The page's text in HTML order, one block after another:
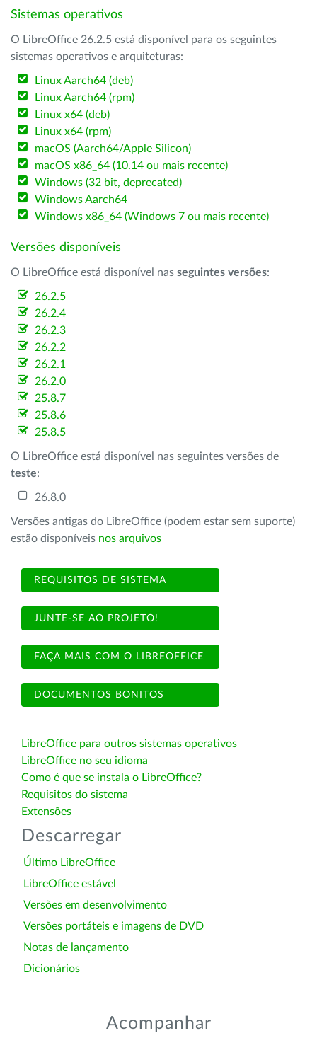
Sistemas operativos
O LibreOffice 26.2.5 está disponível para os seguintes
sistemas operativos e arquiteturas:
Linux Aarch64 (deb)
Linux Aarch64 (rpm)
Linux x64 (deb)
Linux x64 (rpm)
macOS (Aarch64/Apple Silicon)
macOS x86_64 (10.14 ou mais recente)
Windows (32 bit, deprecated)
Windows Aarch64
Windows x86_64 (Windows 7 ou mais recente)
Versões disponíveis
O LibreOffice está disponível nas seguintes versões:
26.2.5
26.2.4
26.2.3
26.2.2
26.2.1
26.2.0
25.8.7
25.8.6
25.8.5
O LibreOffice está disponível nas seguintes versões de
teste:
26.8.0
Versões antigas do LibreOffice (podem estar sem suporte)
estão disponíveis nos arquivos
REQUISITOS DE SISTEMA
JUNTE-SE AO PROJETO!
FAÇA MAIS COM O LIBREOFFICE
DOCUMENTOS BONITOS
LibreOffice para outros sistemas operativos
LibreOffice no seu idioma
Como é que se instala o LibreOffice?
Requisitos do sistema
Extensões
Descarregar
Último LibreOffice
LibreOffice estável
Versões em desenvolvimento
Versões portáteis e imagens de DVD
Notas de lançamento
Dicionários
Acompanhar